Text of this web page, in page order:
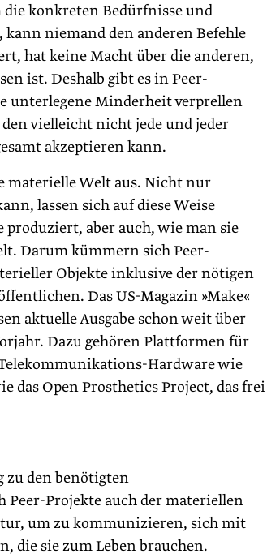
konkreten Bedürfnisse und
niemand den anderen Befehle
hat keine Macht über die anderen,
ist. Deshalb gibt es in Peer-
unterlegene Minderheit verprellen
vielleicht nicht jede und jeder
akzeptieren kann.
materielle Welt aus. Nicht nur
lassen sich auf diese Weise
aber auch, wie man sie
Darum kümmern sich Peer-
Objekte inklusive der nötigen
Das US-Magazin »Make«
aktuelle Ausgabe schon weit über
Dazu gehören Plattformen für
Hardware wie
das Open Prosthetics Project, das frei
zu den benötigten
Projekte auch der materiellen
um zu kommunizieren, sich mit
die sie zum Leben brauchen.